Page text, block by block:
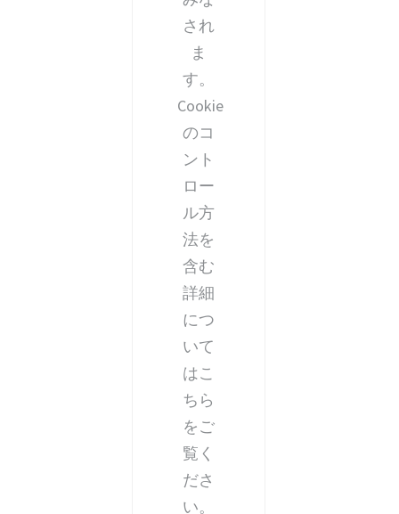
され
ま
す。
Cookie
のコ
ント
ロー
ル方
法を
含む
詳細
につ
いて
はこ
ちら
をご
覧く
ださ
い。